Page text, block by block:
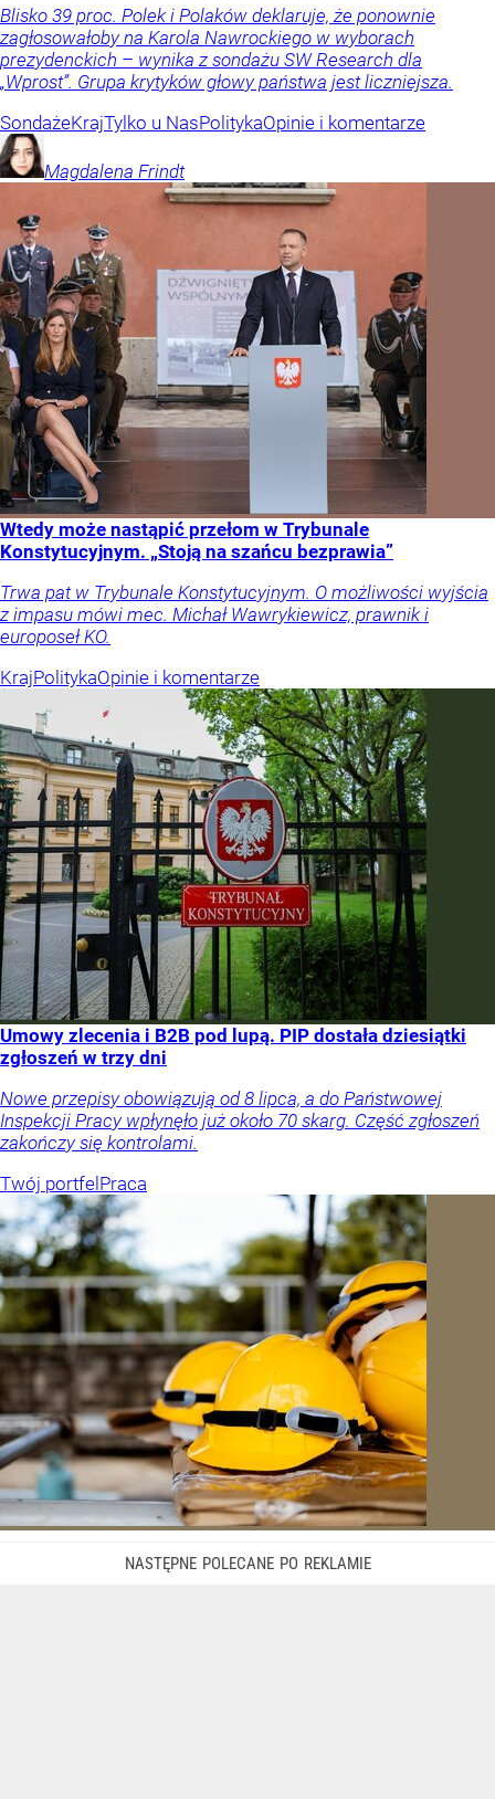
Blisko 39 proc. Polek i Polaków deklaruje, że ponownie
zagłosowałoby na Karola Nawrockiego w wyborach
prezydenckich – wynika z sondażu SW Research dla
„Wprost”. Grupa krytyków głowy państwa jest liczniejsza.
SondażeKrajTylko u NasPolitykaOpinie i komentarze
Magdalena Frindt
Wtedy może nastąpić przełom w Trybunale
Konstytucyjnym. „Stoją na szańcu bezprawia”
Trwa pat w Trybunale Konstytucyjnym. O możliwości wyjścia
z impasu mówi mec. Michał Wawrykiewicz, prawnik i
europoseł KO.
KrajPolitykaOpinie i komentarze
Umowy zlecenia i B2B pod lupą. PIP dostała dziesiątki
zgłoszeń w trzy dni
Nowe przepisy obowiązują od 8 lipca, a do Państwowej
Inspekcji Pracy wpłynęło już około 70 skarg. Część zgłoszeń
zakończy się kontrolami.
Twój portfel Praca